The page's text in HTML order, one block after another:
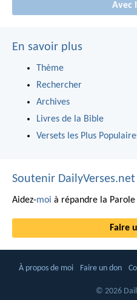
Avec
En savoir plus
Thème
Rechercher
Archives
Livres de la Bible
Versets les Plus
Soutenir DailyVerses.net
Aidez-moi à répandre la Parole
Faire
À propos de moi Faire un don
© 2026